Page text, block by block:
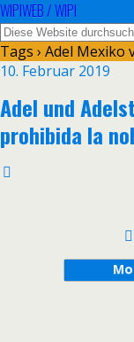
WIPIWEB / WIPI
Tags › Adel Mexiko
10. Februar 2019
Adel und
prohibida la